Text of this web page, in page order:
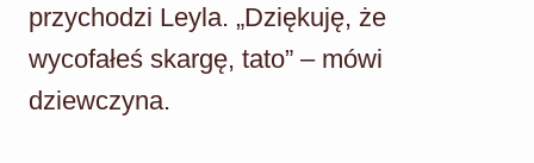
przychodzi Leyla. „Dziękuję, że
wycofałeś skargę, tato” – mówi
dziewczyna.